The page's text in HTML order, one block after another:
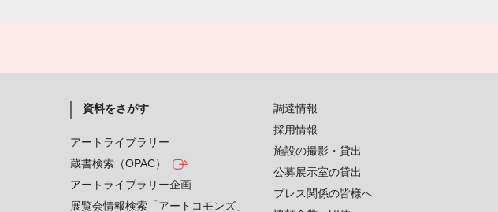
資料をさがす
アートライブラリー
蔵書検索（OPAC）
アートライブラリー企画
展覧会情報検索「アートコモンズ」
調達情報
採用情報
施設の撮影・貸出
公募展示室の貸出
プレス関係の皆様へ